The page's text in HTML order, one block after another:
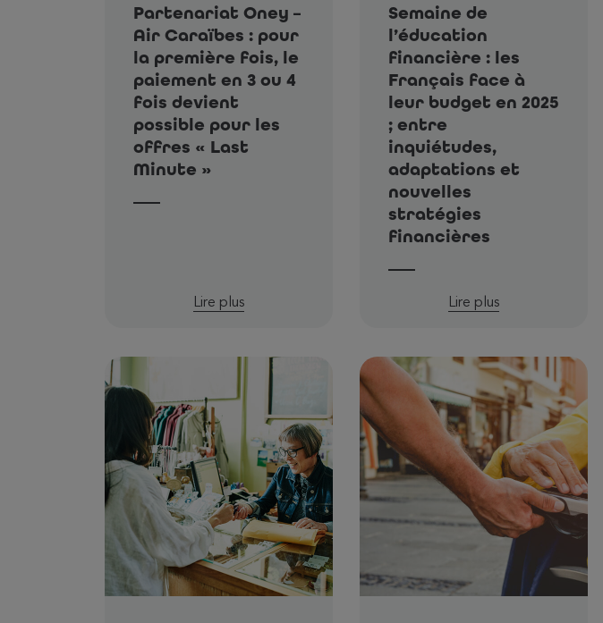
Partenariat Oney –
Air Caraïbes : pour
la première fois, le
paiement en 3 ou 4
fois devient
possible pour les
offres « Last
Minute »
Lire plus
Semaine de
l’éducation
financière : les
Français face à
leur budget en 2025
; entre
inquiétudes,
adaptations et
nouvelles
stratégies
financières
Lire plus